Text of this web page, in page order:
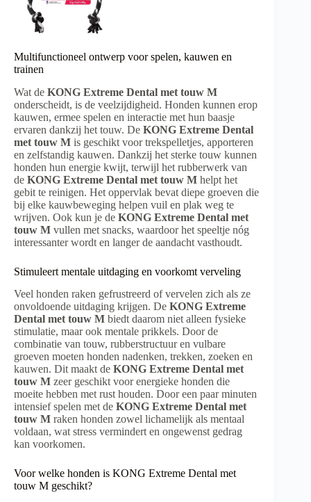
Multifunctioneel ontwerp voor spelen, kauwen en
trainen
Wat de KONG Extreme Dental met touw M
onderscheidt, is de veelzijdigheid. Honden kunnen erop
kauwen, ermee spelen en interactie met hun baasje
ervaren dankzij het touw. De KONG Extreme Dental
met touw M is geschikt voor trekspelletjes, apporteren
en zelfstandig kauwen. Dankzij het sterke touw kunnen
honden hun energie kwijt, terwijl het rubberwerk van
de KONG Extreme Dental met touw M helpt het
gebit te reinigen. Het oppervlak bevat diepe groeven die
bij elke kauwbeweging helpen vuil en plak weg te
wrijven. Ook kun je de KONG Extreme Dental met
touw M vullen met snacks, waardoor het speeltje nóg
interessanter wordt en langer de aandacht vasthoudt.
Stimuleert mentale uitdaging en voorkomt verveling
Veel honden raken gefrustreerd of vervelen zich als ze
onvoldoende uitdaging krijgen. De KONG Extreme
Dental met touw M biedt daarom niet alleen fysieke
stimulatie, maar ook mentale prikkels. Door de
combinatie van touw, rubberstructuur en vulbare
groeven moeten honden nadenken, trekken, zoeken en
kauwen. Dit maakt de KONG Extreme Dental met
touw M zeer geschikt voor energieke honden die
moeite hebben met rust houden. Door een paar minuten
intensief spelen met de KONG Extreme Dental met
touw M raken honden zowel lichamelijk als mentaal
voldaan, wat stress vermindert en ongewenst gedrag
kan voorkomen.
Voor welke honden is KONG Extreme Dental met
touw M geschikt?